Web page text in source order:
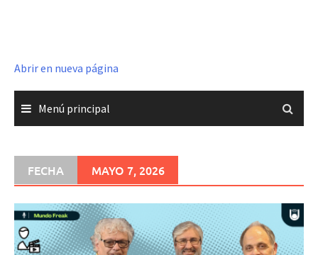
Abrir en nueva página
Menú principal
FECHA MAYO 7, 2026